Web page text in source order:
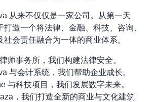
从来不仅仅是一家公司。从第一天
打造一个将法律、金融、科技、咨询、
社会责任融合为一体的商业体系。
师事务所，我们构建法律安全。
与会计系统，我们帮助企业成长。
与科技项目，我们发展数字未来。
，我们打造全新的商业与文化建筑